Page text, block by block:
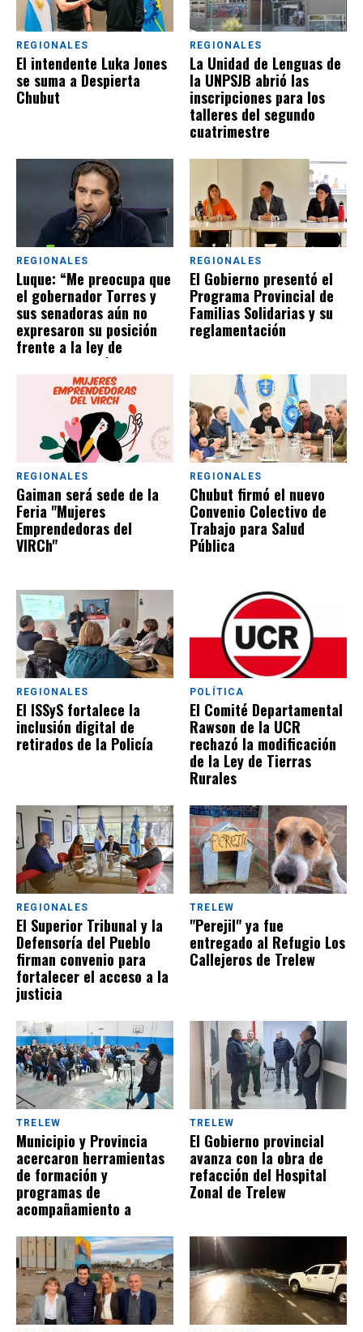
REGIONALES
El intendente Luka Jones
se suma a Despierta
Chubut
REGIONALES
La Unidad de Lenguas de
la UNPSJB abrió las
inscripciones para los
talleres del segundo
cuatrimestre
REGIONALES
Luque: “Me preocupa que
el gobernador Torres y
sus senadoras aún no
expresaron su posición
frente a la ley de
extranjerización de
tierras”
REGIONALES
El Gobierno presentó el
Programa Provincial de
Familias Solidarias y su
reglamentación
REGIONALES
Gaiman será sede de la
Feria "Mujeres
Emprendedoras del
VIRCh"
REGIONALES
Chubut firmó el nuevo
Convenio Colectivo de
Trabajo para Salud
Pública
REGIONALES
El ISSyS fortalece la
inclusión digital de
retirados de la Policía
POLÍTICA
El Comité Departamental
Rawson de la UCR
rechazó la modificación
de la Ley de Tierras
Rurales
REGIONALES
El Superior Tribunal y la
Defensoría del Pueblo
firman convenio para
fortalecer el acceso a la
justicia
TRELEW
"Perejil" ya fue
entregado al Refugio Los
Callejeros de Trelew
TRELEW
Municipio y Provincia
acercaron herramientas
de formación y
programas de
acompañamiento a
TRELEW
El Gobierno provincial
avanza con la obra de
refacción del Hospital
Zonal de Trelew